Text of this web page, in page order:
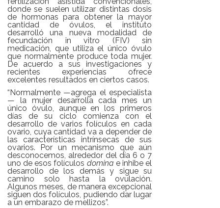
donde se suelen utilizar distintas dosis
de hormonas para obtener la mayor
cantidad de óvulos, el instituto
desarrolló una nueva modalidad de
fecundación in vitro (FIV) sin
medicación, que utiliza el único óvulo
que normalmente produce toda mujer.
De acuerdo a sus investigaciones y
recientes experiencias ofrece
excelentes resultados en ciertos casos.
“Normalmente —agrega el especialista
— la mujer desarrolla cada mes un
único óvulo, aunque en los primeros
días de su ciclo comienza con el
desarrollo de varios folículos en cada
ovario, cuya cantidad va a depender de
las características intrínsecas de sus
ovarios. Por un mecanismo que aún
desconocemos, alrededor del día 6 o 7
uno de esos folículos domina e inhibe el
desarrollo de los demás y sigue su
camino solo hasta la ovulación.
Algunos meses, de manera excepcional
siguen dos folículos, pudiendo dar lugar
a un embarazo de mellizos”.